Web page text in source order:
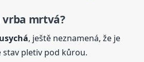
vrba mrtvá?
usychá, ještě neznamená, že je
stav pletiv pod kůrou.